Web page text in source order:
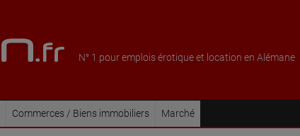
N° 1 pour emplois érotique et location en Alémane
Commerces / Biens immobiliers Marché